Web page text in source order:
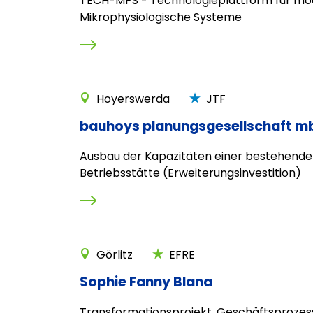
Mikrophysiologische Systeme
Hoyerswerda JTF
bauhoys planungsgesellschaft
Ausbau der Kapazitäten einer
Betriebsstätte (Erweiterungsinvestition)
Görlitz EFRE
Sophie Fanny Blana